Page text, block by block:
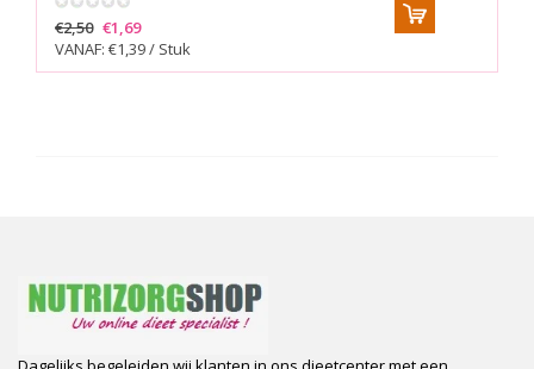
€2,50 €1,69
VANAF: €1,39 / Stuk